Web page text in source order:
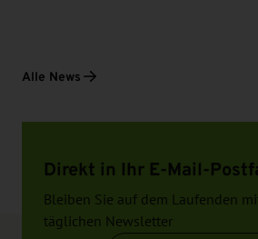
Alle News
Direkt in Ihr E-Mail-
Bleiben Sie auf dem Laufenden
täglichen Newsletter